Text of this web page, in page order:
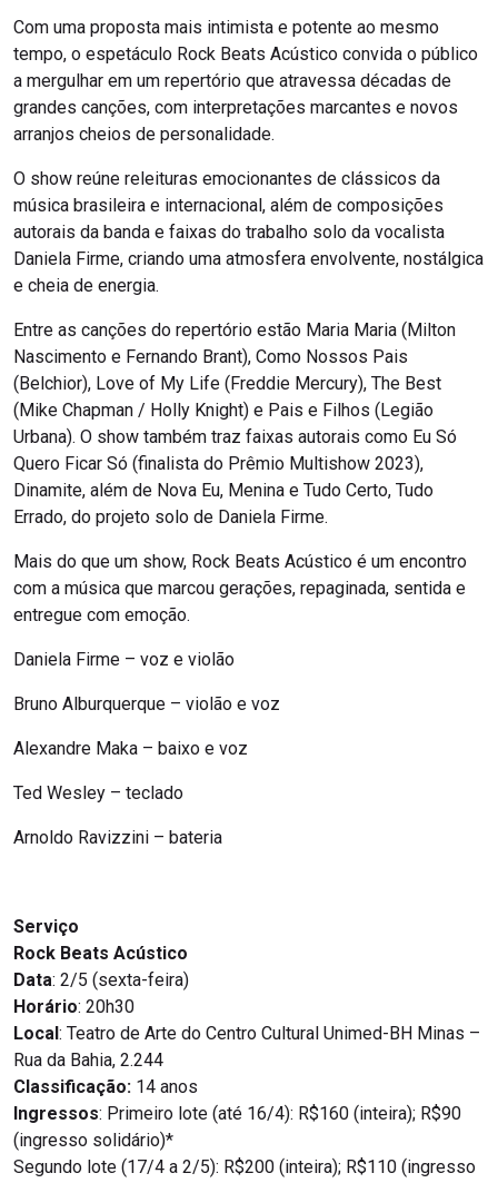
Com uma proposta mais intimista e potente ao mesmo
tempo, o espetáculo Rock Beats Acústico convida o público
a mergulhar em um repertório que atravessa décadas de
grandes canções, com interpretações marcantes e novos
arranjos cheios de personalidade.
O show reúne releituras emocionantes de clássicos da
música brasileira e internacional, além de composições
autorais da banda e faixas do trabalho solo da vocalista
Daniela Firme, criando uma atmosfera envolvente, nostálgica
e cheia de energia.
Entre as canções do repertório estão Maria Maria (Milton
Nascimento e Fernando Brant), Como Nossos Pais
(Belchior), Love of My Life (Freddie Mercury), The Best
(Mike Chapman / Holly Knight) e Pais e Filhos (Legião
Urbana). O show também traz faixas autorais como Eu Só
Quero Ficar Só (finalista do Prêmio Multishow 2023),
Dinamite, além de Nova Eu, Menina e Tudo Certo, Tudo
Errado, do projeto solo de Daniela Firme.
Mais do que um show, Rock Beats Acústico é um encontro
com a música que marcou gerações, repaginada, sentida e
entregue com emoção.
Daniela Firme – voz e violão
Bruno Alburquerque – violão e voz
Alexandre Maka – baixo e voz
Ted Wesley – teclado
Arnoldo Ravizzini – bateria
Serviço
Rock Beats Acústico
Data: 2/5 (sexta-feira)
Horário: 20h30
Local: Teatro de Arte do Centro Cultural Unimed-BH Minas –
Rua da Bahia, 2.244
Classificação: 14 anos
Ingressos: Primeiro lote (até 16/4): R$160 (inteira); R$90
(ingresso solidário)*
Segundo lote (17/4 a 2/5): R$200 (inteira); R$110 (ingresso